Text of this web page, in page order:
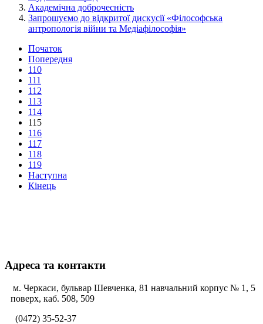
Академічна доброчесність
Запрошуємо до відкритої дискусії «Філософська
антропологія війни та Медіафілософія»
Початок
Попередня
110
111
112
113
114
115
116
117
118
119
Наступна
Кінець
Адреса та контакти
м. Черкаси, бульвар Шевченка, 81 навчальний корпус № 1, 5
поверх, каб. 508, 509
(0472) 35-52-37